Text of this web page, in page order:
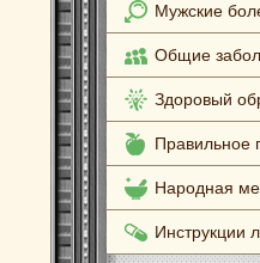
Мужские
Общие
Здоровый
Правильное
Народная
Инструкции